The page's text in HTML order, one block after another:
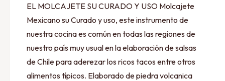
EL MOLCAJETE SU CURADO Y USO Molcajete
Mexicano su Curado y uso, este instrumento de
nuestra cocina es común en todas las regiones de
nuestro país muy usual en la elaboración de salsas
de Chile para aderezar los ricos tacos entre otros
alimentos típicos. Elaborado de piedra volcanica